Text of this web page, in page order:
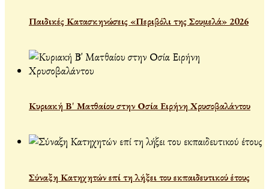
Παιδικές Κατασκηνώσεις «Περιβόλι της Σουμελά» 2026
Κυριακή Β' Ματθαίου στην Οσία Ειρήνη Χρυσοβαλάντου
Σύναξη Κατηχητών επί τη λήξει του εκπαιδευτικού έτους